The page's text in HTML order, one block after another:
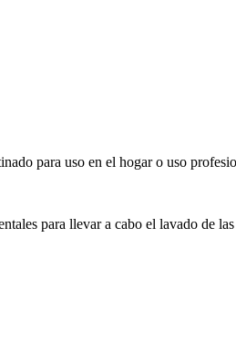
para uso en el hogar o uso
para llevar a cabo el lavado de